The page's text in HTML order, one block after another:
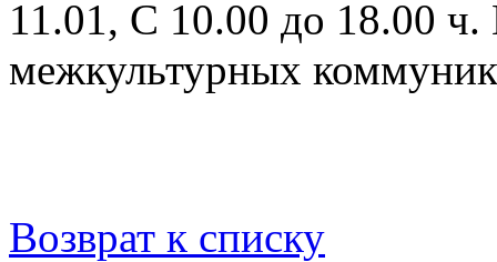
11.01, С 10.00 до 18.00 ч.
межкультурных
Возврат к списку